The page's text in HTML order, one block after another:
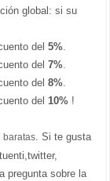
global: si su
del 5%.
del 7%.
del 8%.
del 10% !
baratas. Si te gusta
pregunta sobre la